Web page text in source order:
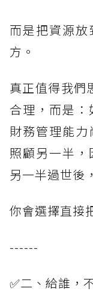
而是把資源
方。
真正值得我們
合理，而是
財務管理能
照顧另一半
另一半過世後
你會選擇直接
------
✅二、給誰，